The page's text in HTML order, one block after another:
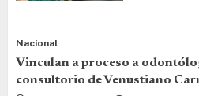
Nacional
Vinculan a proceso a
consultorio de Venustiano